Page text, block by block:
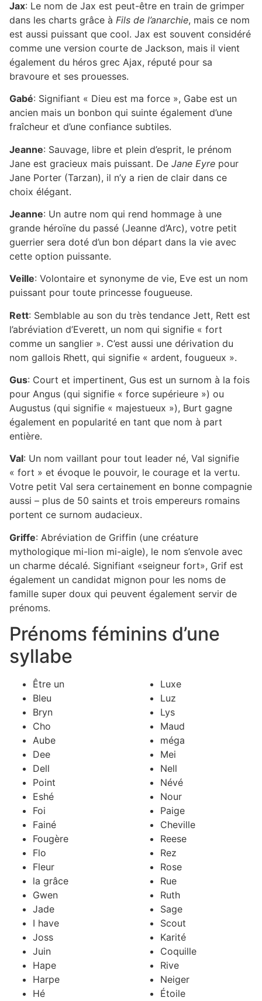
Jax: Le nom de Jax est peut-être en train de grimper
dans les charts grâce à Fils de l’anarchie, mais ce nom
est aussi puissant que cool. Jax est souvent considéré
comme une version courte de Jackson, mais il vient
également du héros grec Ajax, réputé pour sa
bravoure et ses prouesses.
Gabé: Signifiant « Dieu est ma force », Gabe est un
ancien mais un bonbon qui suinte également d’une
fraîcheur et d’une confiance subtiles.
Jeanne: Sauvage, libre et plein d’esprit, le prénom
Jane est gracieux mais puissant. De Jane Eyre pour
Jane Porter (Tarzan), il n’y a rien de clair dans ce
choix élégant.
Jeanne: Un autre nom qui rend hommage à une
grande héroïne du passé (Jeanne d’Arc), votre petit
guerrier sera doté d’un bon départ dans la vie avec
cette option puissante.
Veille: Volontaire et synonyme de vie, Eve est un nom
puissant pour toute princesse fougueuse.
Rett: Semblable au son du très tendance Jett, Rett est
l’abréviation d’Everett, un nom qui signifie « fort
comme un sanglier ». C’est aussi une dérivation du
nom gallois Rhett, qui signifie « ardent, fougueux ».
Gus: Court et impertinent, Gus est un surnom à la fois
pour Angus (qui signifie « force supérieure ») ou
Augustus (qui signifie « majestueux »), Burt gagne
également en popularité en tant que nom à part
entière.
Val: Un nom vaillant pour tout leader né, Val signifie
« fort » et évoque le pouvoir, le courage et la vertu.
Votre petit Val sera certainement en bonne compagnie
aussi – plus de 50 saints et trois empereurs romains
portent ce surnom audacieux.
Griffe: Abréviation de Griffin (une créature
mythologique mi-lion mi-aigle), le nom s’envole avec
un charme décalé. Signifiant «seigneur fort», Grif est
également un candidat mignon pour les noms de
famille super doux qui peuvent également servir de
prénoms.
Prénoms féminins d’une
syllabe
Être un
Bleu
Bryn
Cho
Aube
Dee
Dell
Point
Eshé
Foi
Fainé
Fougère
Flo
Fleur
la grâce
Gwen
Jade
I have
Joss
Juin
Hape
Harpe
Hé
Luxe
Luz
Lys
Maud
méga
Mei
Nell
Névé
Nour
Paige
Cheville
Reese
Rez
Rose
Rue
Ruth
Sage
Scout
Karité
Coquille
Rive
Neiger
Étoile